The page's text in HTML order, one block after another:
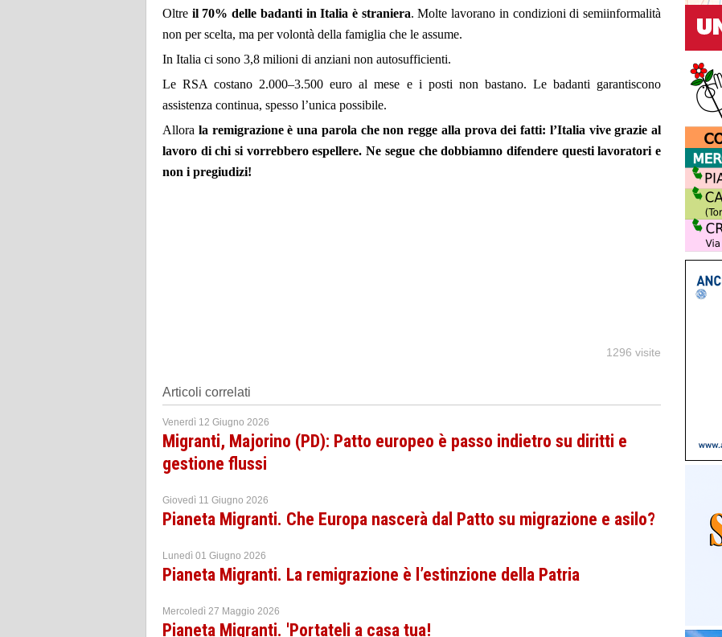
Oltre il 70% delle badanti in Italia è straniera. Molte lavorano in condizioni di semiinformalità
non per scelta, ma per volontà della famiglia che le assume.
In Italia ci sono 3,8 milioni di anziani non autosufficienti.
Le RSA costano 2.000–3.500 euro al mese e i posti non bastano. Le badanti garantiscono
assistenza continua, spesso l’unica possibile.
Allora la remigrazione è una parola che non regge alla prova dei fatti: l’Italia vive grazie al
lavoro di chi si vorrebbero espellere. Ne segue che dobbiamno difendere questi lavoratori e
non i pregiudizi!
1296 visite
Articoli correlati
Venerdì 12 Giugno 2026
Migranti, Majorino (PD): Patto europeo è passo indietro su diritti e
gestione flussi
Giovedì 11 Giugno 2026
Pianeta Migranti. Che Europa nascerà dal Patto su migrazione e asilo?
Lunedì 01 Giugno 2026
Pianeta Migranti. La remigrazione è l’estinzione della Patria
Mercoledì 27 Maggio 2026
Pianeta Migranti. 'Portateli a casa tua!